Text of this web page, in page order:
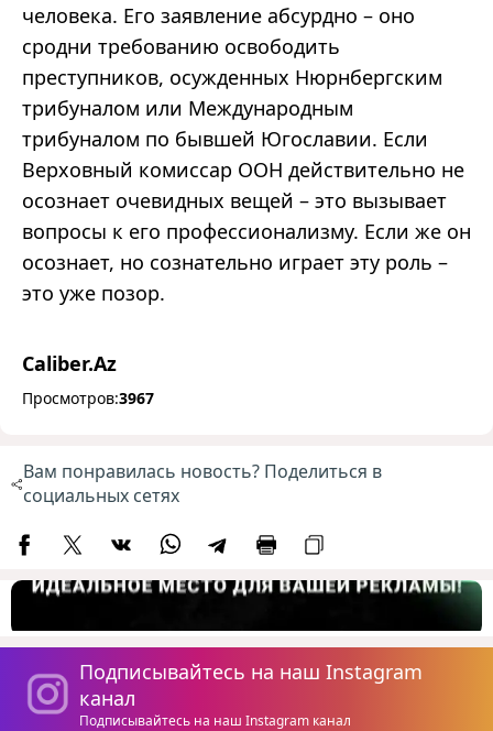
человека. Его заявление абсурдно – оно
сродни требованию освободить
преступников, осужденных Нюрнбергским
трибуналом или Международным
трибуналом по бывшей Югославии. Если
Верховный комиссар ООН действительно не
осознает очевидных вещей – это вызывает
вопросы к его профессионализму. Если же он
осознает, но сознательно играет эту роль –
это уже позор.
Caliber.Az
Просмотров:3967
Вам понравилась новость? Поделиться в
социальных сетях
Подписывайтесь на наш Instagram
канал
Подписывайтесь на наш Instagram канал